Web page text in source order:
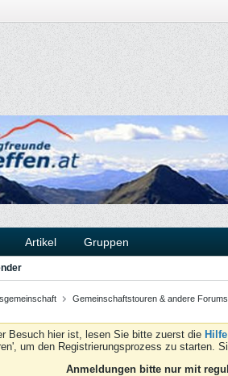
Artikel Gruppen
Gemeinschaftstouren & andere
Besuch hier ist, lesen Sie bitte zuerst die
um den Registrierungsprozess zu starten.
Anmeldungen bitte nur mit